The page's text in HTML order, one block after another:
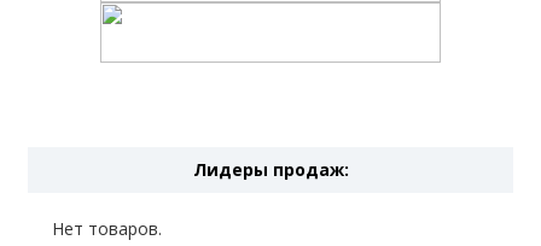
Лидеры продаж:
Нет товаров.